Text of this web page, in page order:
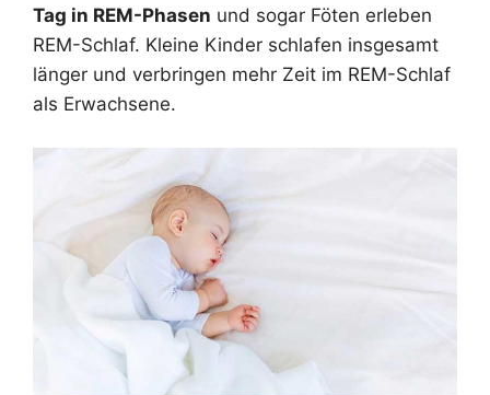
Tag in REM-Phasen und sogar Föten erleben
REM-Schlaf. Kleine Kinder schlafen insgesamt
länger und verbringen mehr Zeit im REM-Schlaf
als Erwachsene.